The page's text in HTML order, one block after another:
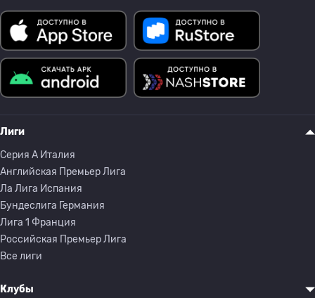
Лиги
Серия A Италия
Английская Премьер Лига
Ла Лига Испания
Бундеслига Германия
Лига 1 Франция
Российская Премьер Лига
Все лиги
Клубы